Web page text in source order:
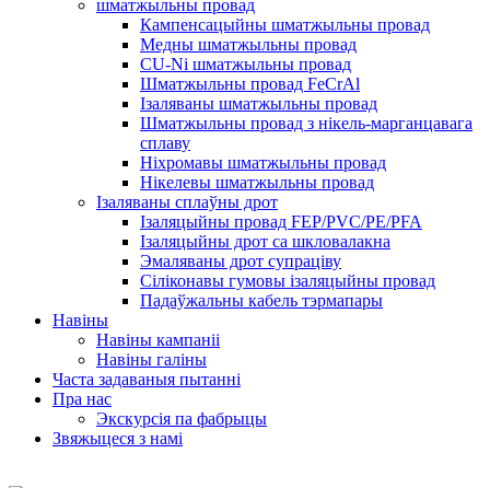
шматжыльны провад
Кампенсацыйны шматжыльны провад
Медны шматжыльны провад
CU-Ni шматжыльны провад
Шматжыльны провад FeCrAl
Ізаляваны шматжыльны провад
Шматжыльны провад з нікель-марганцавага
сплаву
Ніхромавы шматжыльны провад
Нікелевы шматжыльны провад
Ізаляваны сплаўны дрот
Ізаляцыйны провад FEP/PVC/PE/PFA
Ізаляцыйны дрот са шкловалакна
Эмаляваны дрот супраціву
Сіліконавы гумовы ізаляцыйны провад
Падаўжальны кабель тэрмапары
Навіны
Навіны кампаніі
Навіны галіны
Часта задаваныя пытанні
Пра нас
Экскурсія па фабрыцы
Звяжыцеся з намі